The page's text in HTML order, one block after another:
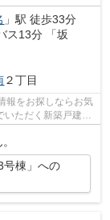
」駅 徒歩33分
ス13分 「坂
２丁目
報をお探しならお気
いただく新築戸建て
棟」への